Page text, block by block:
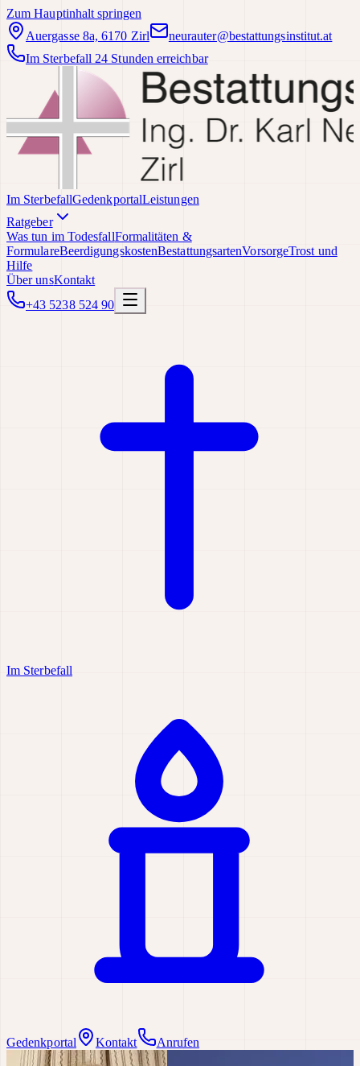
Zum Hauptinhalt springen
Auergasse 8a, 6170 Zirl
neurauter@bestattungsinstitut.at
Im Sterbefall 24 Stunden erreichbar
Im SterbefallGedenkportalLeistungen
Ratgeber
Was tun im TodesfallFormalitäten &
FormulareBeerdigungskostenBestattungsartenVorsorgeTrost und
Hilfe
Über unsKontakt
+43 5238 524 90
Im Sterbefall
Gedenkportal Kontakt Anrufen